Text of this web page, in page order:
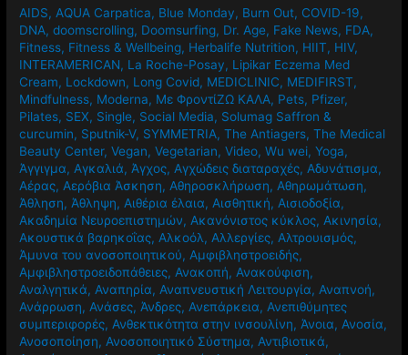
AIDS, AQUA Carpatica, Blue Monday, Burn Out, COVID-19,
DNA,doomscrolling, Doomsurfing, Dr. Age, Fake News, FDA,
Fitness, Fitness & Wellbeing, Herbalife Nutrition, HIIT, HIV,
INTERAMERICAN, La Roche-Posay, Lipikar Eczema Med
Cream, Lockdown, Long Covid, MEDICLINIC, MEDIFIRST,
Mindfulness, Moderna, Mε ΦροντίΖΩ ΚΑΛΑ, Pets, Pfizer,
Pilates, SEX, Single, Social Media, Solumag Saffron &
curcumin, Sputnik-V, SYMMETRIA,The Antiagers,The Medical
Beauty Center,Vegan,Vegetarian,Video,Wu wei,Yoga,
Άγγιγμα, Αγκαλιά, Άγχος, Αγχώδεις διαταραχές, Αδυνάτισμα,
Αέρας, Αερόβια Άσκηση, Αθηροσκλήρωση, Αθηρωμάτωση,
Άθληση, Άθληψη, Αιθέρια έλαια, Αισθητική, Αισιοδοξία,
Ακαδημία Νευροεπιστημών, Ακανόνιστος κύκλος, Ακινησία,
Ακουστικά βαρηκοΐας, Αλκοόλ, Αλλεργίες, Αλτρουισμός,
Άμυνα του ανοσοποιητικού, Αμφιβληστροειδής,
Αμφιβληστροειδοπάθειες, Ανακοπή, Ανακούφιση,
Αναλγητικά, Αναπηρία, Αναπνευστική Λειτουργία, Αναπνοή,
Ανάρρωση, Ανάσες, Άνδρες, Ανεπάρκεια, Ανεπιθύμητες
συμπεριφορές, Ανθεκτικότητα στην ινσουλίνη, Άνοια, Ανοσία,
Ανοσοποίηση, Ανοσοποιητικό Σύστημα, Αντιβιοτικά,